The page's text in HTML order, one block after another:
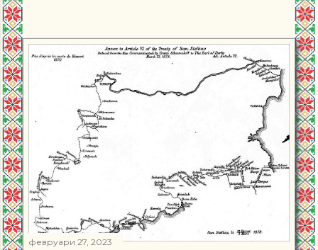
февруари 27, 2023